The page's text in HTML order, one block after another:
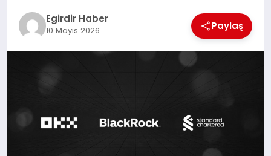
Egirdir Haber
10 Mayıs 2026 Paylaş